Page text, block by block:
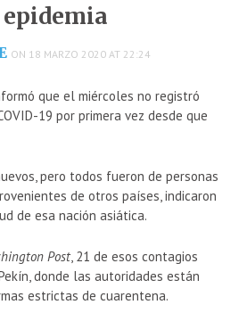
ON 18 MARZO 2020 AT 22:24
que el miércoles no registró
19 por primera vez desde que
pero todos fueron de personas
de otros países, indicaron
de esa nación asiática.
Post, 21 de esos contagios
donde las autoridades están
estrictas de cuarentena.